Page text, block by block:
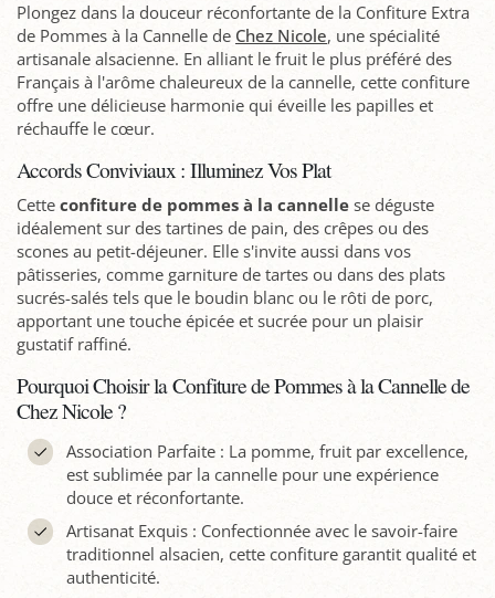
Plongez dans la douceur réconfortante de la Confiture Extra
de Pommes à la Cannelle de Chez Nicole, une spécialité
artisanale alsacienne. En alliant le fruit le plus préféré des
Français à l'arôme chaleureux de la cannelle, cette confiture
offre une délicieuse harmonie qui éveille les papilles et
réchauffe le cœur.
Accords Conviviaux : Illuminez Vos Plat
Cette confiture de pommes à la cannelle se déguste
idéalement sur des tartines de pain, des crêpes ou des
scones au petit-déjeuner. Elle s'invite aussi dans vos
pâtisseries, comme garniture de tartes ou dans des plats
sucrés-salés tels que le boudin blanc ou le rôti de porc,
apportant une touche épicée et sucrée pour un plaisir
gustatif raffiné.
Pourquoi Choisir la Confiture de Pommes à la Cannelle de
Chez Nicole ?
Association Parfaite : La pomme, fruit par excellence,
est sublimée par la cannelle pour une expérience
douce et réconfortante.
Artisanat Exquis : Confectionnée avec le savoir-faire
traditionnel alsacien, cette confiture garantit qualité et
authenticité.